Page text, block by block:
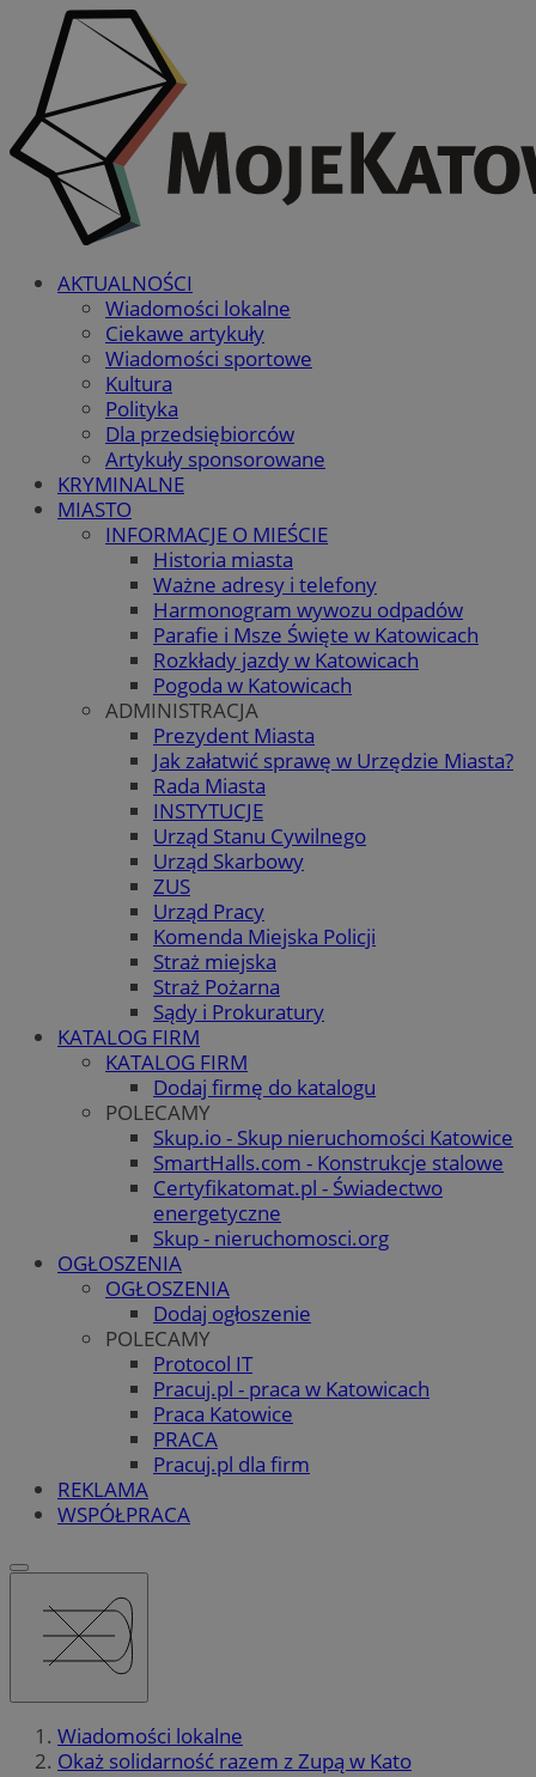
AKTUALNOŚCI
Wiadomości lokalne
Ciekawe artykuły
Wiadomości sportowe
Kultura
Polityka
Dla przedsiębiorców
Artykuły sponsorowane
KRYMINALNE
MIASTO
INFORMACJE O MIEŚCIE
Historia miasta
Ważne adresy i telefony
Harmonogram wywozu odpadów
Parafie i Msze Święte w Katowicach
Rozkłady jazdy w Katowicach
Pogoda w Katowicach
ADMINISTRACJA
Prezydent Miasta
Jak załatwić sprawę w Urzędzie Miasta?
Rada Miasta
INSTYTUCJE
Urząd Stanu Cywilnego
Urząd Skarbowy
ZUS
Urząd Pracy
Komenda Miejska Policji
Straż miejska
Straż Pożarna
Sądy i Prokuratury
KATALOG FIRM
KATALOG FIRM
Dodaj firmę do katalogu
POLECAMY
Skup.io - Skup nieruchomości Katowice
SmartHalls.com - Konstrukcje stalowe
Certyfikatomat.pl - Świadectwo
energetyczne
Skup - nieruchomosci.org
OGŁOSZENIA
OGŁOSZENIA
Dodaj ogłoszenie
POLECAMY
Protocol IT
Pracuj.pl - praca w Katowicach
Praca Katowice
PRACA
Pracuj.pl dla firm
REKLAMA
WSPÓŁPRACA
Wiadomości lokalne
Okaż solidarność razem z Zupą w Kato